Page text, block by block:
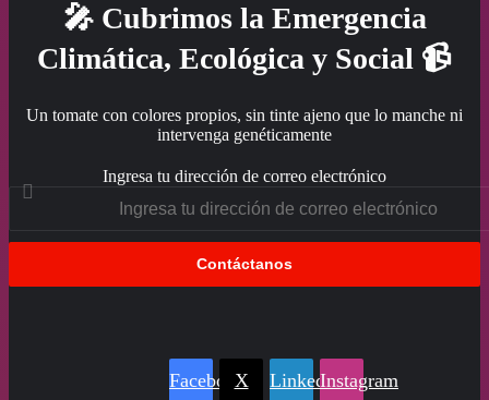
🎤 Cubrimos la Emergencia
Climática, Ecológica y Social 📹
Un tomate con colores propios, sin tinte ajeno que lo manche ni
intervenga genéticamente
Ingresa tu dirección de correo electrónico
Facebook
X LinkedInInstagram